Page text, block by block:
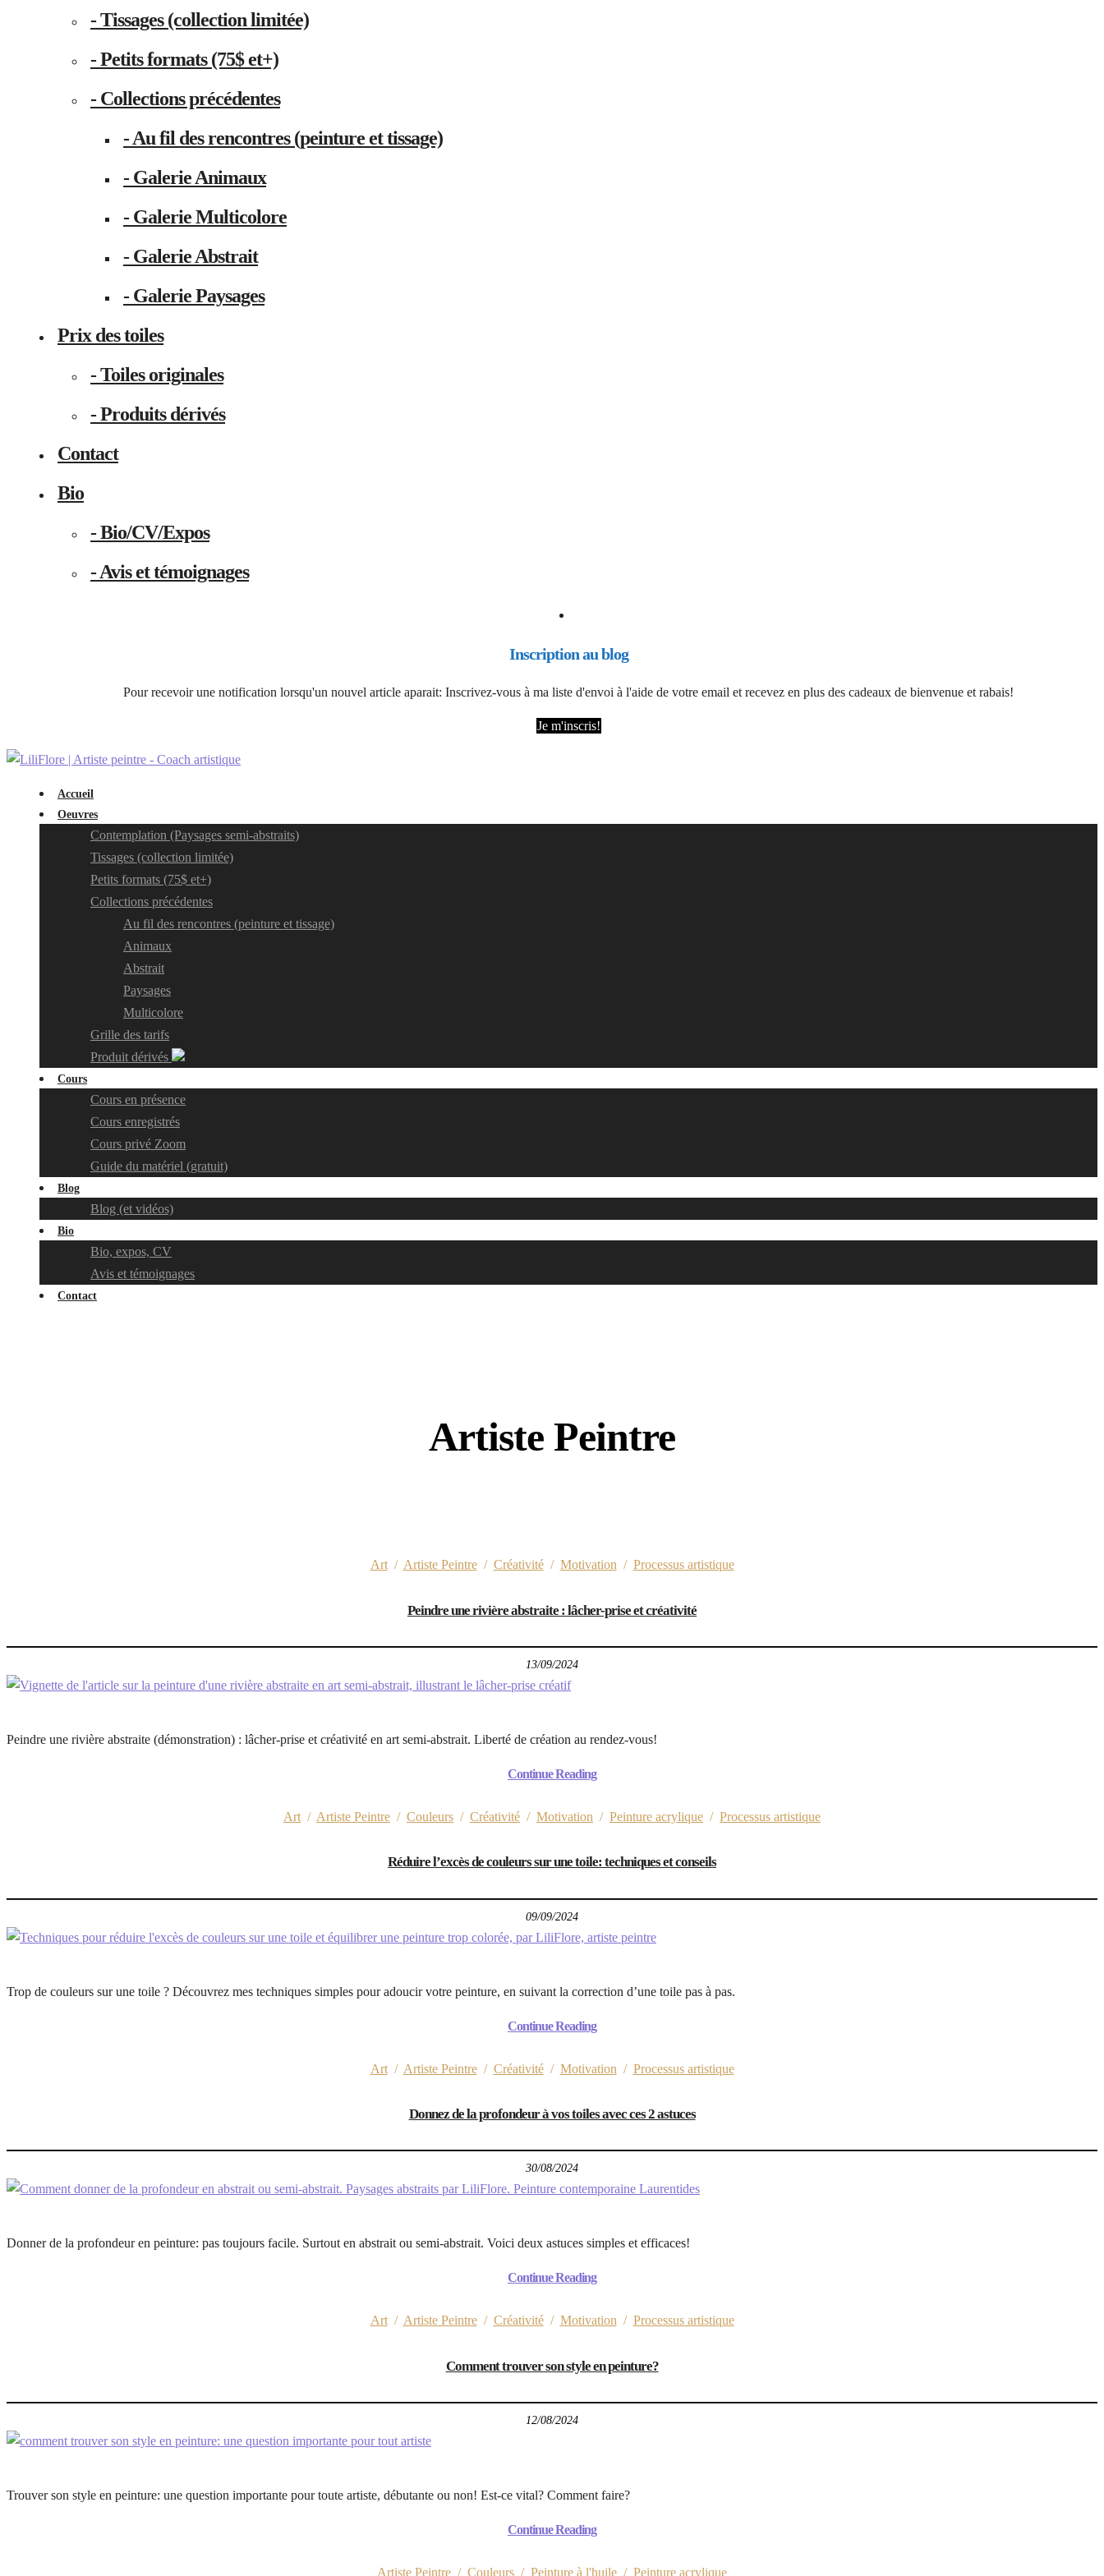
- Tissages (collection limitée)
- Petits formats (75$ et+)
- Collections précédentes
- Au fil des rencontres (peinture et tissage)
- Galerie Animaux
- Galerie Multicolore
- Galerie Abstrait
- Galerie Paysages
Prix des toiles
- Toiles originales
- Produits dérivés
Contact
Bio
- Bio/CV/Expos
- Avis et témoignages
Inscription au blog
Pour recevoir une notification lorsqu'un nouvel article aparait: Inscrivez-vous à ma liste d'envoi à l'aide de votre email et recevez en plus des cadeaux de bienvenue et rabais!
Je m'inscris!
Accueil
Oeuvres
Contemplation (Paysages semi-abstraits)
Tissages (collection limitée)
Petits formats (75$ et+)
Collections précédentes
Au fil des rencontres (peinture et tissage)
Animaux
Abstrait
Paysages
Multicolore
Grille des tarifs
Produit dérivés
Cours
Cours en présence
Cours enregistrés
Cours privé Zoom
Guide du matériel (gratuit)
Blog
Blog (et vidéos)
Bio
Bio, expos, CV
Avis et témoignages
Contact
Artiste Peintre
Art/ Artiste Peintre/ Créativité/ Motivation / Processus artistique
Peindre une rivière abstraite : lâcher-prise et créativité
13/09/2024
Peindre une rivière abstraite (démonstration) : lâcher-prise et créativité en art semi-abstrait. Liberté de création au rendez-vous!
Continue Reading
Art / Artiste Peintre / Couleurs / Créativité / Motivation / Peinture acrylique / Processus artistique
Réduire l’excès de couleurs sur une toile: techniques et conseils
09/09/2024
Trop de couleurs sur une toile ? Découvrez mes techniques simples pour adoucir votre peinture, en suivant la correction d’une toile pas à pas.
Continue Reading
Art/ Artiste Peintre/ Créativité/ Motivation / Processus artistique
Donnez de la profondeur à vos toiles avec ces 2 astuces
30/08/2024
Donner de la profondeur en peinture: pas toujours facile. Surtout en abstrait ou semi-abstrait. Voici deux astuces simples et efficaces!
Continue Reading
Art/ Artiste Peintre/ Créativité/ Motivation/ Processus artistique
Comment trouver son style en peinture?
12/08/2024
Trouver son style en peinture: une question importante pour toute artiste, débutante ou non! Est-ce vital? Comment faire?
Continue Reading
Artiste Peintre / Couleurs / Peinture à l'huile / Peinture acrylique